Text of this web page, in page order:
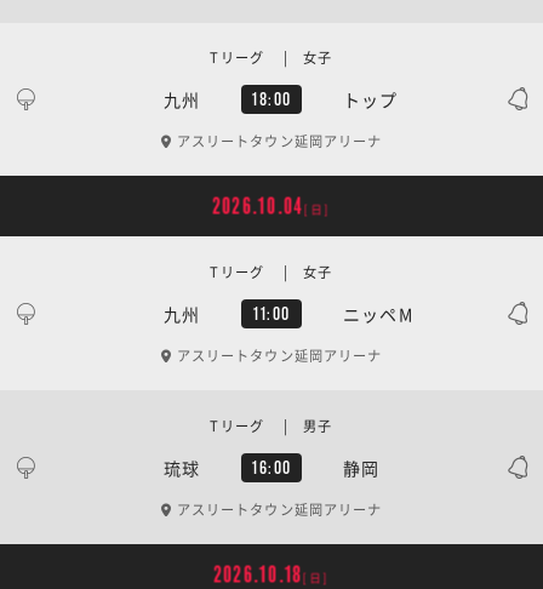
九州 18:00 トップ
Tリーグ | 女子
アスリートタウン延岡アリーナ
2026.10.04[日]
九州 11:00 ニッペM
Tリーグ | 女子
アスリートタウン延岡アリーナ
琉球 16:00 静岡
Tリーグ | 男子
アスリートタウン延岡アリーナ
2026.10.18[日]